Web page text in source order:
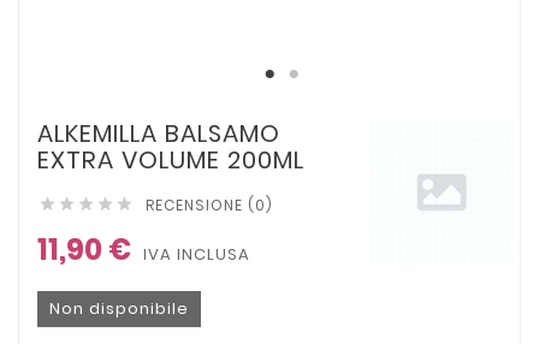
ALKEMILLA BALSAMO
EXTRA VOLUME 200ML
     RECENSIONE (0)
11,90 € IVA INCLUSA
Non disponibile